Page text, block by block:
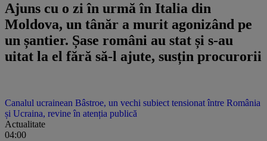
Ajuns cu o zi în urmă în Italia din
Moldova, un tânăr a murit agonizând pe
un șantier. Șase români au stat și s-au
uitat la el fără să-l ajute, susțin procurorii
Canalul ucrainean Bâstroe, un vechi subiect tensionat între România
și Ucraina, revine în atenția publică
Actualitate
04:00